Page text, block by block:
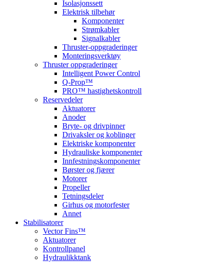
Isolasjonssett
Elektrisk tilbehør
Komponenter
Strømkabler
Signalkabler
Thruster-oppgraderinger
Monteringsverktøy
Thruster oppgraderinger
Intelligent Power Control
Q-Prop™
PRO™ hastighetskontroll
Reservedeler
Aktuatorer
Anoder
Bryte- og drivpinner
Drivaksler og koblinger
Elektriske komponenter
Hydrauliske komponenter
Innfestningskomponenter
Børster og fjærer
Motorer
Propeller
Tetningsdeler
Girhus og motorfester
Annet
Stabilisatorer
Vector Fins™
Aktuatorer
Kontrollpanel
Hydraulikktank